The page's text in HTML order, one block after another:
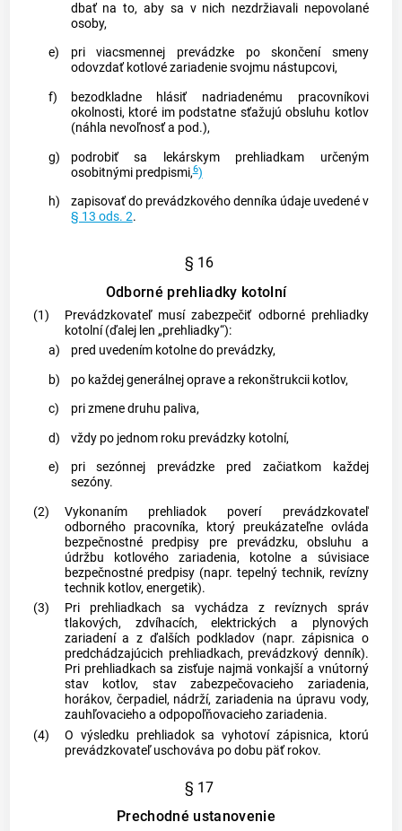
dbať na to, aby sa v nich nezdržiavali nepovolané
osoby,
e)
pri viacsmennej prevádzke po skončení smeny
odovzdať kotlové zariadenie svojmu nástupcovi,
f)
bezodkladne hlásiť nadriadenému pracovníkovi
okolnosti, ktoré im podstatne sťažujú obsluhu kotlov
(náhla nevoľnosť a pod.),
g)
podrobiť sa lekárskym prehliadkam určeným
osobitnými predpismi,6)
h)
zapisovať do prevádzkového denníka údaje uvedené v
§ 13 ods. 2.
§ 16
Odborné prehliadky kotolní
(1)
Prevádzkovateľ musí zabezpečiť odborné prehliadky
kotolní (ďalej len „prehliadky“):
a)
pred uvedením kotolne do prevádzky,
b)
po každej generálnej oprave a rekonštrukcii kotlov,
c)
pri zmene druhu paliva,
d)
vždy po jednom roku prevádzky kotolní,
e)
pri sezónnej prevádzke pred začiatkom každej
sezóny.
(2)
Vykonaním prehliadok poverí prevádzkovateľ
odborného pracovníka, ktorý preukázateľne ovláda
bezpečnostné predpisy pre prevádzku, obsluhu a
údržbu kotlového zariadenia, kotolne a súvisiace
bezpečnostné predpisy (napr. tepelný technik, revízny
technik kotlov, energetik).
(3)
Pri prehliadkach sa vychádza z revíznych správ
tlakových, zdvíhacích, elektrických a plynových
zariadení a z ďalších podkladov (napr. zápisnica o
predchádzajúcich prehliadkach, prevádzkový denník).
Pri prehliadkach sa zisťuje najmä vonkajší a vnútorný
stav kotlov, stav zabezpečovacieho zariadenia,
horákov, čerpadiel, nádrží, zariadenia na úpravu vody,
zauhľovacieho a odpopoľňovacieho zariadenia.
(4)
O výsledku prehliadok sa vyhotoví zápisnica, ktorú
prevádzkovateľ uschováva po dobu päť rokov.
§ 17
Prechodné ustanovenie